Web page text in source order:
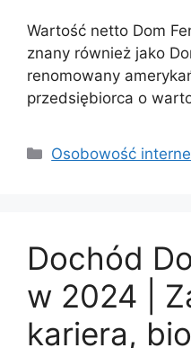
Wartość netto Dom
znany również jako
renomowany
przedsiębiorca o
Categories
Osobowość
Dochód
w 2024 |
kariera,